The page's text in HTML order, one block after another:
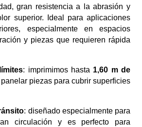
gran resistencia a la abrasión y
superior. Ideal para aplicaciones
especialmente en espacios
y piezas que requieren rápida
: imprimimos hasta 1,60 m de
piezas para cubrir superficies
: diseñado especialmente para
circulación y es perfecto para